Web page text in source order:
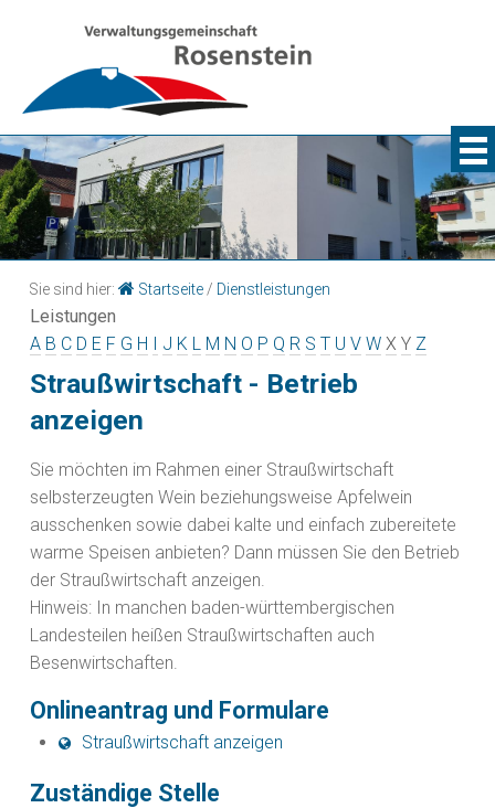
Sie sind hier: Startseite / Dienstleistungen
Leistungen
A B C D E F G H I J K L M N O P Q R S T U V W X Y Z
Straußwirtschaft - Betrieb
anzeigen
Sie möchten im Rahmen einer Straußwirtschaft
selbsterzeugten Wein beziehungsweise Apfelwein
ausschenken sowie dabei kalte und einfach zubereitete
warme Speisen anbieten? Dann müssen Sie den Betrieb
der Straußwirtschaft anzeigen.
Hinweis: In manchen baden-württembergischen
Landesteilen heißen Straußwirtschaften auch
Besenwirtschaften.
Onlineantrag und Formulare
Straußwirtschaft anzeigen
Zuständige Stelle